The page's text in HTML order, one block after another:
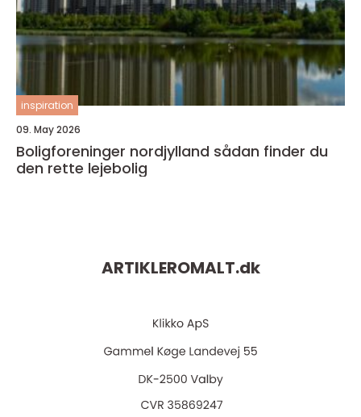
inspiration
09. May 2026
Boligforeninger nordjylland sådan finder du
den rette lejebolig
ARTIKLEROMALT.dk